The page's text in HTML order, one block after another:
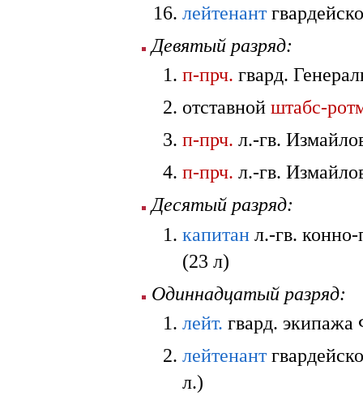
лейтенант
Девятый разряд:
п-прч. гвард.
отставнойштабс-
п-прч. л.-гв.
п-прч. л.-гв.
Десятый разряд:
капитан л.-гв.
(23 л)
Одиннадцатый разряд:
лейт. гвард.
лейтенант
л.)